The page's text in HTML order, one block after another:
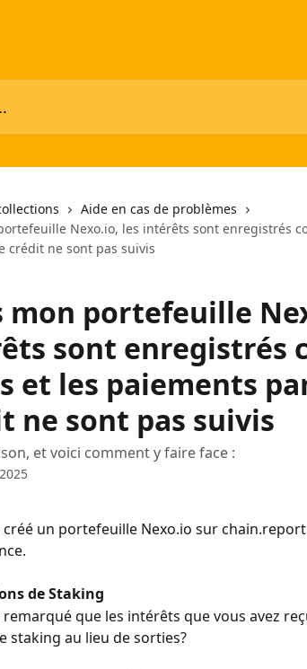
Aide en cas de problèmes
Nexo.io, les intérêts sont enregistrés
crédit ne sont pas suivis
mon portefeuille
sont enregistrés
et les paiements
ne sont pas suivis
et voici comment y faire face :
créé un portefeuille Nexo.io sur
de Staking
remarqué que les intérêts que vous avez
staking au lieu de sorties?